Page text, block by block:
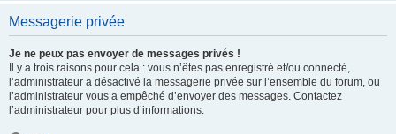
Messagerie privée
Je ne peux pas envoyer de messages privés !
Il y a trois raisons pour cela : vous n’êtes pas enregistré et/ou connecté,
l’administrateur a désactivé la messagerie privée sur l’ensemble du forum, ou
l’administrateur vous a empêché d’envoyer des messages. Contactez
l’administrateur pour plus d’informations.